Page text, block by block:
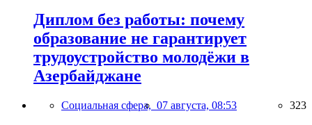
Диплом без работы: почему
образование не гарантирует
трудоустройство молодёжи в
Азербайджане
Социальная сфера, 07 августа, 08:53 323